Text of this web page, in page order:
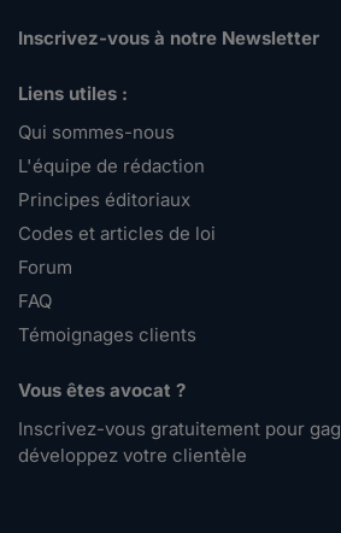
Inscrivez-vous à notre Newsletter
Liens utiles :
Qui sommes-nous
L'équipe de rédaction
Principes éditoriaux
Codes et articles de loi
Forum
FAQ
Témoignages clients
Vous êtes avocat ?
Inscrivez-vous gratuitement pour
développez votre clientèle